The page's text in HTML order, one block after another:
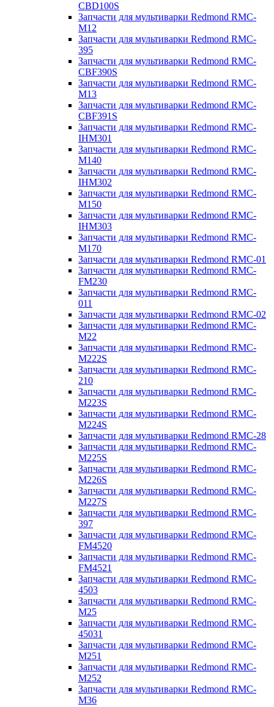
CBD100S
Запчасти для мультиварки Redmond RMC-
M12
Запчасти для мультиварки Redmond RMC-
395
Запчасти для мультиварки Redmond RMC-
CBF390S
Запчасти для мультиварки Redmond RMC-
M13
Запчасти для мультиварки Redmond RMC-
CBF391S
Запчасти для мультиварки Redmond RMC-
IHM301
Запчасти для мультиварки Redmond RMC-
M140
Запчасти для мультиварки Redmond RMC-
IHM302
Запчасти для мультиварки Redmond RMC-
M150
Запчасти для мультиварки Redmond RMC-
IHM303
Запчасти для мультиварки Redmond RMC-
M170
Запчасти для мультиварки Redmond RMC-01
Запчасти для мультиварки Redmond RMC-
FM230
Запчасти для мультиварки Redmond RMC-
011
Запчасти для мультиварки Redmond RMC-02
Запчасти для мультиварки Redmond RMC-
M22
Запчасти для мультиварки Redmond RMC-
M222S
Запчасти для мультиварки Redmond RMC-
210
Запчасти для мультиварки Redmond RMC-
M223S
Запчасти для мультиварки Redmond RMC-
M224S
Запчасти для мультиварки Redmond RMC-28
Запчасти для мультиварки Redmond RMC-
M225S
Запчасти для мультиварки Redmond RMC-
M226S
Запчасти для мультиварки Redmond RMC-
M227S
Запчасти для мультиварки Redmond RMC-
397
Запчасти для мультиварки Redmond RMC-
FM4520
Запчасти для мультиварки Redmond RMC-
FM4521
Запчасти для мультиварки Redmond RMC-
4503
Запчасти для мультиварки Redmond RMC-
M25
Запчасти для мультиварки Redmond RMC-
45031
Запчасти для мультиварки Redmond RMC-
M251
Запчасти для мультиварки Redmond RMC-
M252
Запчасти для мультиварки Redmond RMC-
M36